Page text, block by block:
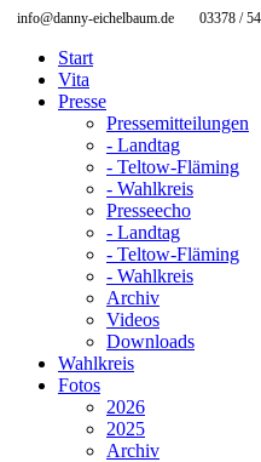
info@danny-eichelbaum.de 03378 /
Start
Vita
Presse
Pressemitteilungen
- Landtag
- Teltow-Fläming
- Wahlkreis
Presseecho
- Landtag
- Teltow-Fläming
- Wahlkreis
Archiv
Videos
Downloads
Wahlkreis
Fotos
2026
2025
Archiv